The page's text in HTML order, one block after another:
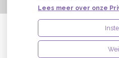
Uw Zorg
Lees meer over onze